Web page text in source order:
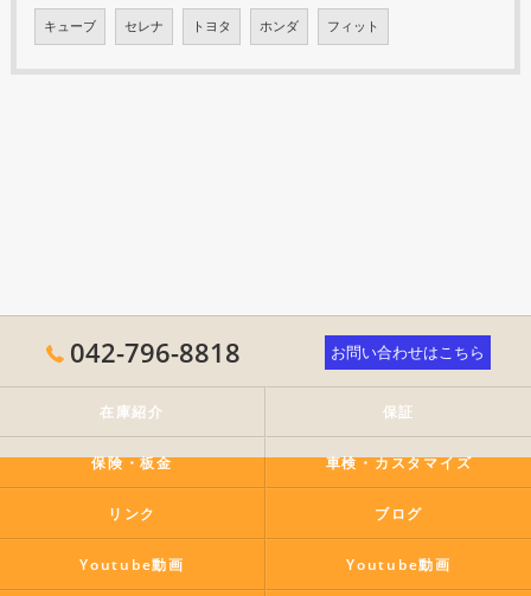
キューブ セレナ トヨタ ホンダ フィット
042-796-8818 お問い合わせはこちら
在庫紹介 保証
保険・板金 車検・カスタマイズ
リンク ブログ
Youtube動画 Youtube動画